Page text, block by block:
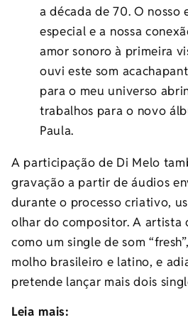
a década de 70. O nosso
especial e a nossa
amor sonoro à primeira
ouvi este som
para o meu universo
trabalhos para o novo
Paula.
A participação de Di Melo
gravação a partir de áudios
durante o processo criativo,
olhar do compositor. A artista
como um single de som
molho brasileiro e latino, e
pretende lançar mais dois
Leia mais: